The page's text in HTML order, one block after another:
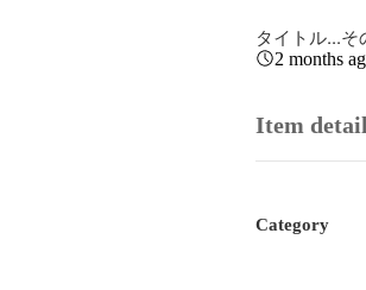
タイトル...そ
2 months
Item
Category